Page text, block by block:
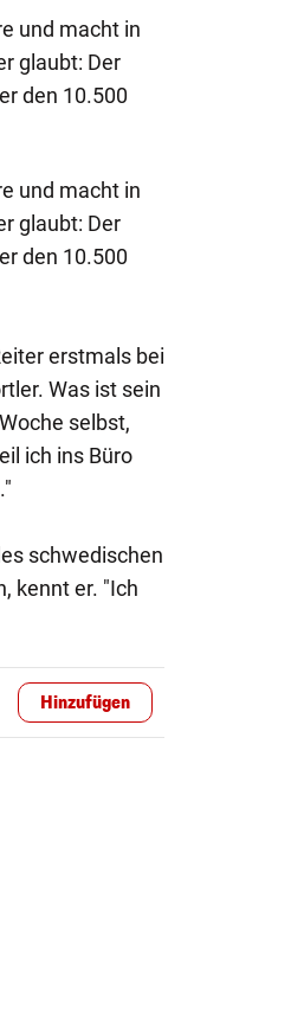
und macht in
glaubt: Der
den 10.500
und macht in
glaubt: Der
den 10.500
erstmals bei
Was ist sein
selbst,
ich ins Büro
schwedischen
kennt er. "Ich
Hinzufügen